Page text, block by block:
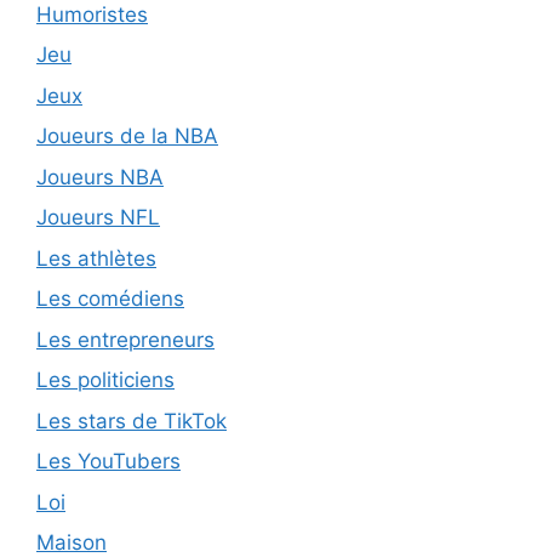
Humoristes
Jeu
Jeux
Joueurs de la NBA
Joueurs NBA
Joueurs NFL
Les athlètes
Les comédiens
Les entrepreneurs
Les politiciens
Les stars de TikTok
Les YouTubers
Loi
Maison